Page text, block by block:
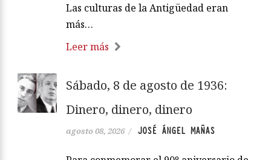
Las culturas de la Antigüedad eran
más…
Leer más
Sábado, 8 de agosto de 1936:
Dinero, dinero, dinero
agosto 08, 2026 / JOSÉ ÁNGEL MAÑAS